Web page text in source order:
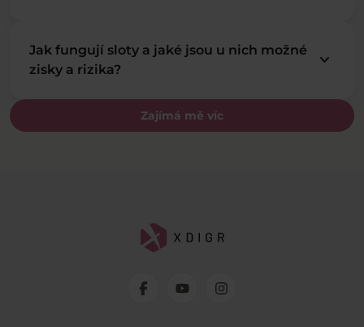
Zajímá mě víc
Jak fungují sloty a jaké jsou u nich možné
zisky a rizika?
keyboard_arrow_down